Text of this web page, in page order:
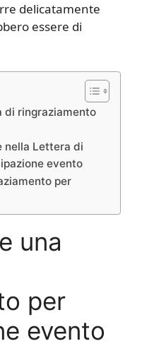
delicatamente
essere di
di ringraziamento
nella Lettera di
evento
per
una
per
evento